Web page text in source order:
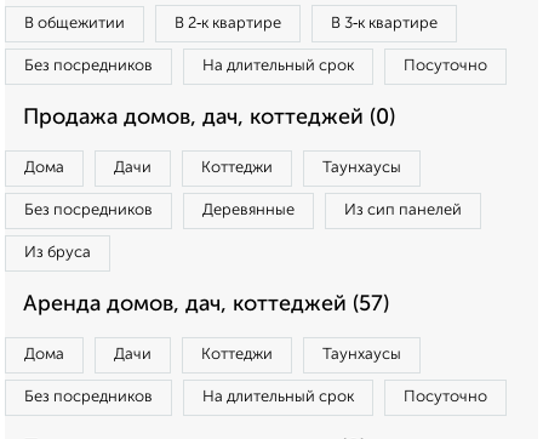
В общежитии В 2‑к квартире В 3‑к квартире
Без посредников На длительный срок Посуточно
Продажа домов, дач, коттеджей (0)
Дома Дачи Коттеджи Таунхаусы
Без посредников Деревянные Из сип панелей
Из бруса
Аренда домов, дач, коттеджей (57)
Дома Дачи Коттеджи Таунхаусы
Без посредников На длительный срок Посуточно